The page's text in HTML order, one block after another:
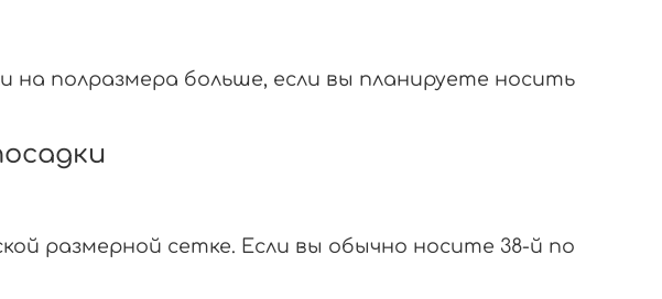
полразмера больше, если вы планируете носить
размерной сетке. Если вы обычно носите 38-й по